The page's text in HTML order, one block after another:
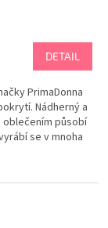
DETAIL
PrimaDonna
Nádherný a
oblečením působí
se v mnoha